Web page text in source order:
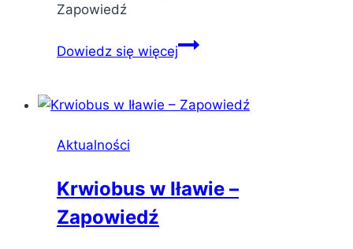
Zapowiedź
Dowiedz się więcejWybieramy
Aktualności
Krwiobus w Iławie –
Zapowiedź